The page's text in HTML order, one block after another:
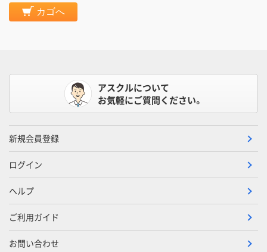
カゴへ
アスクルについて
お気軽にご質問ください。
新規会員登録
ログイン
ヘルプ
ご利用ガイド
お問い合わせ